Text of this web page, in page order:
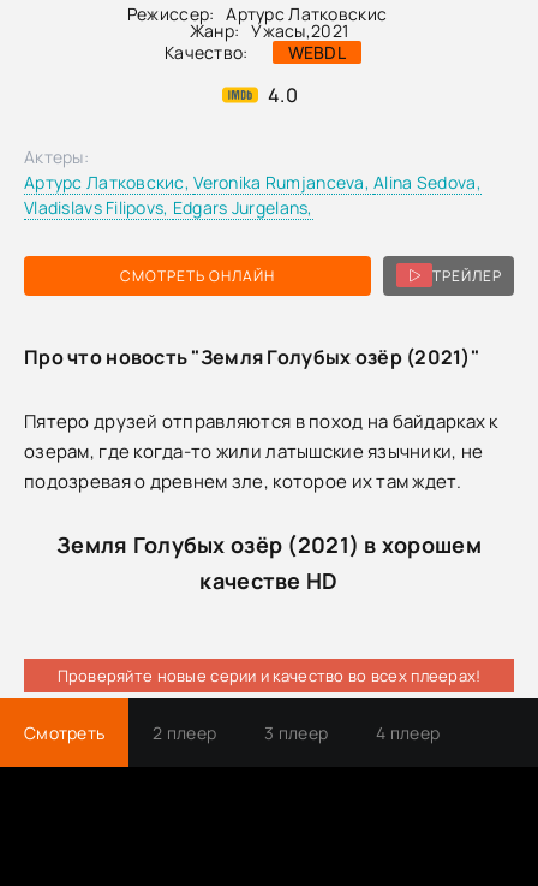
Режиссер: Артурс Латковскис
Жанр: Ужасы,2021
Качество:
WEBDL
4.0
СМОТРЕТЬ ОНЛАЙН ТРЕЙЛЕР
Актеры:
Артурс Латковскис,Veronika Rumjanceva,Alina Sedova,
Vladislavs Filipovs, Edgars Jurgelans,
Про что новость "Земля Голубых озёр (2021)"
Пятеро друзей отправляются в поход на байдарках к
озерам, где когда-то жили латышские язычники, не
подозревая о древнем зле, которое их там ждет.
Земля Голубых озёр (2021) в хорошем
качестве HD
Проверяйте новые серии и качество во всех плеерах!
Смотреть 2 плеер 3 плеер 4 плеер